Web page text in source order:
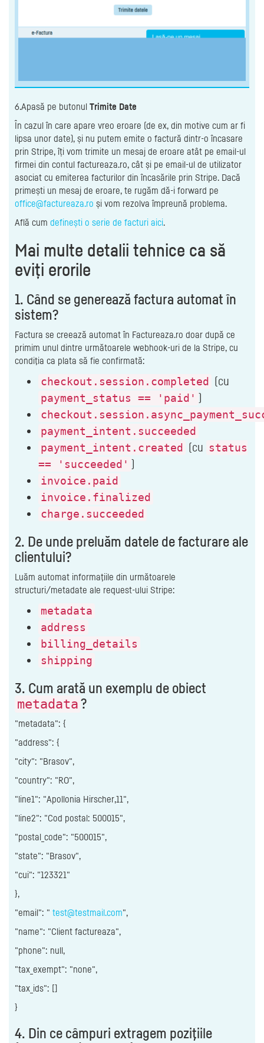
6.Apasă pe butonul Trimite Date
În cazul în care apare vreo eroare (de ex, din motive cum ar fi
lipsa unor date), și nu putem emite o factură dintr-o încasare
prin Stripe, îți vom trimite un mesaj de eroare atât pe email-ul
firmei din contul factureaza.ro, cât și pe email-ul de utilizator
asociat cu emiterea facturilor din încasările prin Stripe. Dacă
primești un mesaj de eroare, te rugăm dă-i forward pe
office@factureaza.ro și vom rezolva împreună problema.
Află cum definești o serie de facturi aici.
Mai multe detalii tehnice ca să
eviți erorile
1. Când se generează factura automat în
sistem?
Factura se creează automat în Factureaza.ro doar după ce
primim unul dintre următoarele webhook‑uri de la Stripe, cu
condiţia ca plata să fie confirmată:
checkout.session.completed (cu
payment_status == 'paid' )
payment_intent.succeeded
payment_intent.created
(cu status
== 'succeeded' )
invoice.paid
invoice.finalized
charge.succeeded
2. De unde preluăm datele de facturare ale
clientului?
Luăm automat informaţiile din următoarele
structuri/metadate ale request‑ului Stripe:
metadata
address
billing_details
shipping
3. Cum arată un exemplu de obiect
metadata ?
"metadata": {
"address": {
"city": "Brasov",
"country": "RO",
"line1": "Apollonia Hirscher,11",
"line2": "Cod postal: 500015",
"postal_code": "500015",
"state": "Brasov",
"cui": "123321"
},
"email": " test@testmail.com",
"name": "Client factureaza",
"phone": null,
"tax_exempt": "none",
"tax_ids": []
}
4. Din ce câmpuri extragem poziţiile